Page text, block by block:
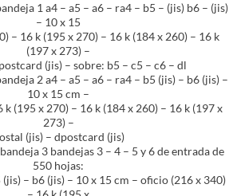
1 a4 – a5 – a6 – ra4 – b5 – (jis) b6 – (jis)
– 10 x 15
– 16 k (195 x 270) – 16 k (184 x 260) – 16 k
(197 x 273) –
(jis) – sobre: b5 – c5 – c6 – dl
2 a4 – a5 – a6 – ra4 – b5 (jis) – b6 (jis) –
10 x 15 cm –
(195 x 270) – 16 k (184 x 260) – 16 k (197 x
273) –
(jis) – dpostcard (jis)
3 bandejas 3 – 4 – 5 y 6 de entrada de
550 hojas:
(jis) – b6 (jis) – 10 x 15 cm – oficio (216 x 340)